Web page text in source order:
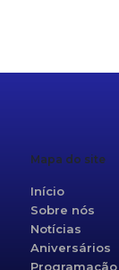
Mapa do site
Início
Sobre nós
Notícias
Aniversários
Programação